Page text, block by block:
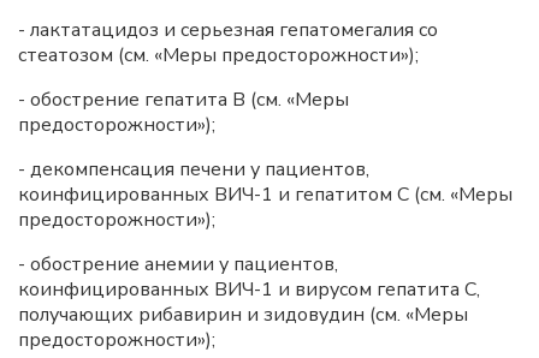
- лактатацидоз и серьезная гепатомегалия со
стеатозом (см. «Меры предосторожности»);
- обострение гепатита B (см. «Меры
предосторожности»);
- декомпенсация печени у пациентов,
коинфицированных ВИЧ-1 и гепатитом С (см. «Меры
предосторожности»);
- обострение анемии у пациентов,
коинфицированных ВИЧ-1 и вирусом гепатита C,
получающих рибавирин и зидовудин (см. «Меры
предосторожности»);